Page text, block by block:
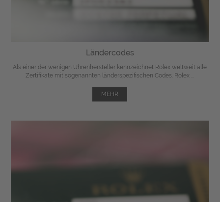
Ländercodes
Als einer der wenigen Uhrenhersteller kennzeichnet Rolex weltweit alle
Zertifikate mit sogenannten länderspezifischen Codes. Rolex ...
MEHR